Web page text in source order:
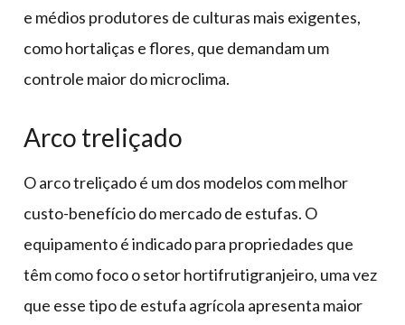
e médios produtores de culturas mais exigentes,
como hortaliças e flores, que demandam um
controle maior do microclima.
Arco treliçado
O arco treliçado é um dos modelos com melhor
custo-benefício do mercado de estufas. O
equipamento é indicado para propriedades que
têm como foco o setor hortifrutigranjeiro, uma vez
que esse tipo de estufa agrícola apresenta maior